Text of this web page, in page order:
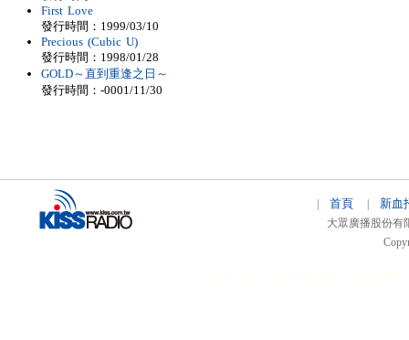
First Love
發行時間：1999/03/10
Precious (Cubic U)
發行時間：1998/01/28
GOLD～直到重逢之日～
發行時間：-0001/11/30
首頁 新血
大眾廣播股份有